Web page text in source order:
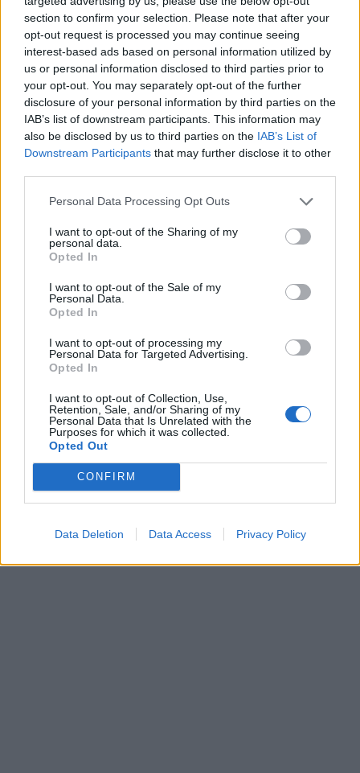
section to confirm your selection. Please note that after your
opt-out request is processed you may continue seeing
interest-based ads based on personal information utilized by
us or personal information disclosed to third parties prior to
your opt-out. You may separately opt-out of the further
disclosure of your personal information by third parties on the
IAB’s list of downstream participants. This information may
also be disclosed by us to third parties on the IAB’s List of
Downstream Participants that may further disclose it to other
Personal Data Processing Opt Outs
I want to opt-out of the Sharing of my
personal data.
Opted In
I want to opt-out of the Sale of my
Personal Data.
Opted In
I want to opt-out of processing my
Personal Data for Targeted Advertising.
Opted In
I want to opt-out of Collection, Use,
Retention, Sale, and/or Sharing of my
Personal Data that Is Unrelated with the
Purposes for which it was collected.
Opted Out
CONFIRM
Data Deletion Data Access Privacy Policy